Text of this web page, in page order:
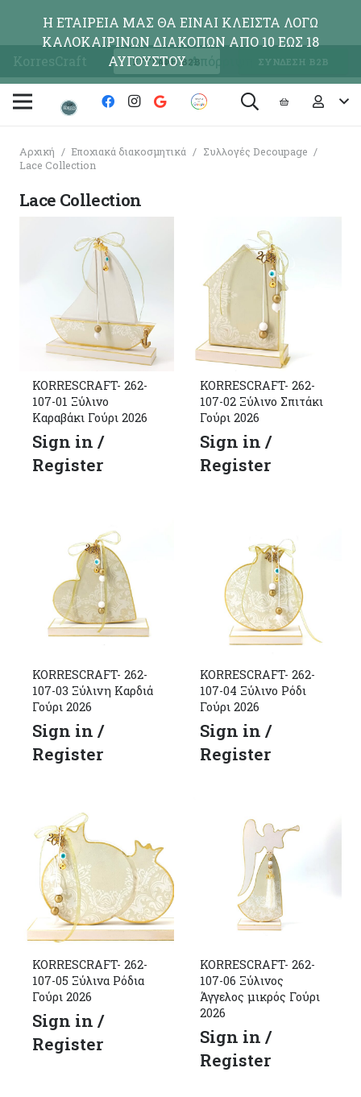
KorresCraft ΕΓΓΡΑΦΗ Β2Β ΣΥΝΔΕΣΗ Β2Β
Αρχική / Εποχιακά διακοσμητικά / Συλλογές Decoupage /
Lace Collection
Lace Collection
KORRESCRAFT- 262-
107-01 Ξύλινο
Καραβάκι Γούρι 2026
Sign in /
Register
KORRESCRAFT- 262-
107-02 Ξύλινο Σπιτάκι
Γούρι 2026
Sign in /
Register
KORRESCRAFT- 262-
107-03 Ξύλινη Καρδιά
Γούρι 2026
Sign in /
Register
KORRESCRAFT- 262-
107-04 Ξύλινο Ρόδι
Γούρι 2026
Sign in /
Register
KORRESCRAFT- 262-
107-05 Ξύλινα Ρόδια
Γούρι 2026
Sign in /
Register
KORRESCRAFT- 262-
107-06 Ξύλινος
Άγγελος μικρός Γούρι
2026
Sign in /
Register
Η ΕΤΑΙΡΕΙΑ ΜΑΣ ΘΑ ΕΙΝΑΙ ΚΛΕΙΣΤΑ ΛΟΓΩ
ΚΑΛΟΚΑΙΡΙΝΩΝ ΔΙΑΚΟΠΩΝ ΑΠΟ 10 ΕΩΣ 18
ΑΥΓΟΥΣΤΟΥΑπόρριψη